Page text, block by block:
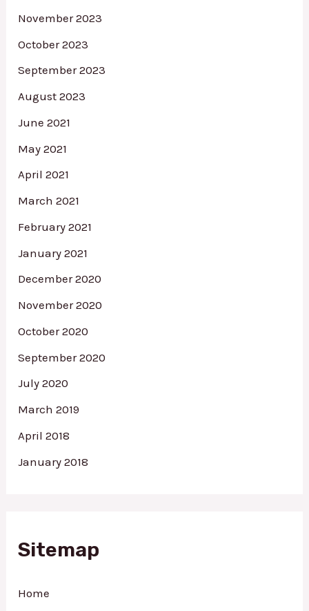
November 2023
October 2023
September 2023
August 2023
June 2021
May 2021
April 2021
March 2021
February 2021
January 2021
December 2020
November 2020
October 2020
September 2020
July 2020
March 2019
April 2018
January 2018
Sitemap
Home